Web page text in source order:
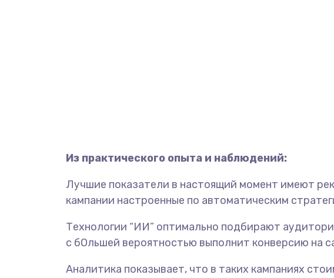
Из практического опыта и наблюдений:
Лучшие показатели в настоящий момент имеют
кампании настроенные по автоматическим
Технологии “ИИ” оптимально подбирают
с бОльшей вероятностью выполнит конверсию на
Аналитика показывает, что в таких кампаниях